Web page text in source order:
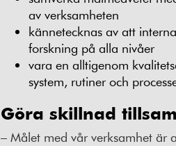
av verksamheten
kännetecknas av att
forskning på alla nivåer
vara en alltigenom
system, rutiner och
Göra skillnad
– Målet med vår verksamhet är